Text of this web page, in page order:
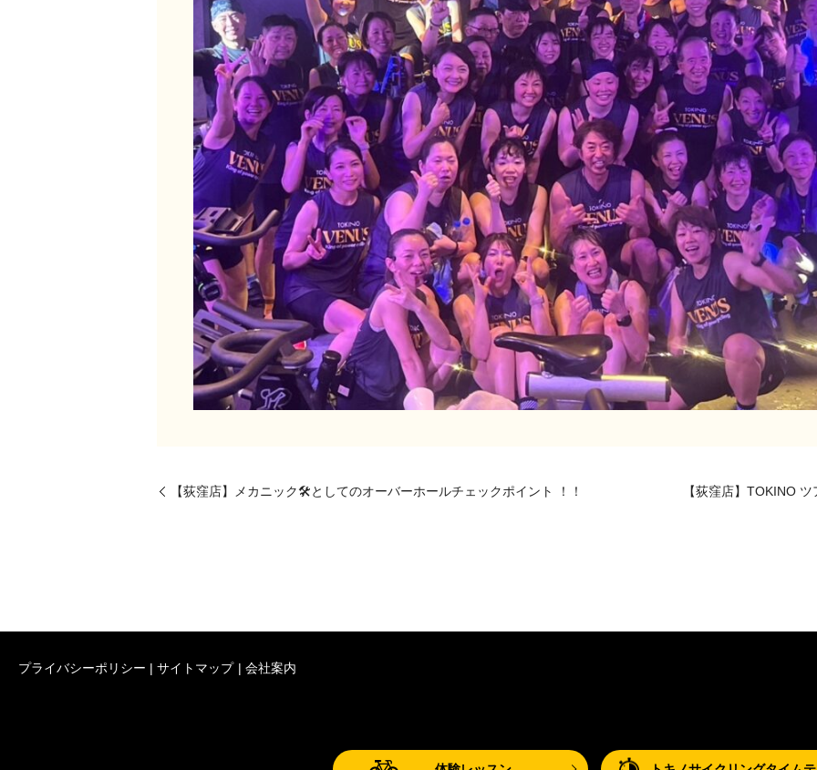
【荻窪店】メカニック🛠️としてのオーバーホールチェックポイント ！！ 【荻窪店】TOKINO
プライバシーポリシー サイトマップ 会社案内